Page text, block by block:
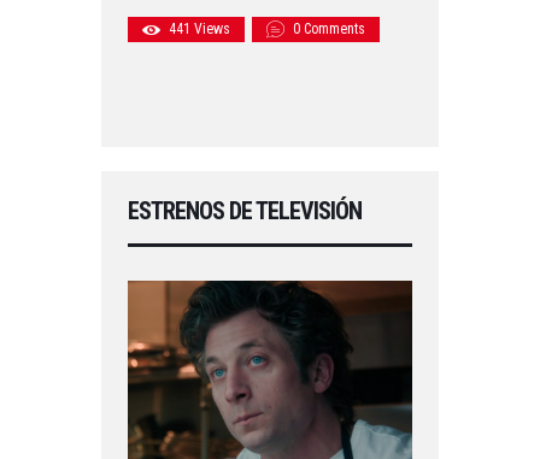
441 Views 0 Comments
ESTRENOS DE TELEVISIÓN